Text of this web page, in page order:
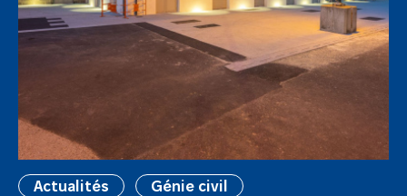
Actualités Génie civil